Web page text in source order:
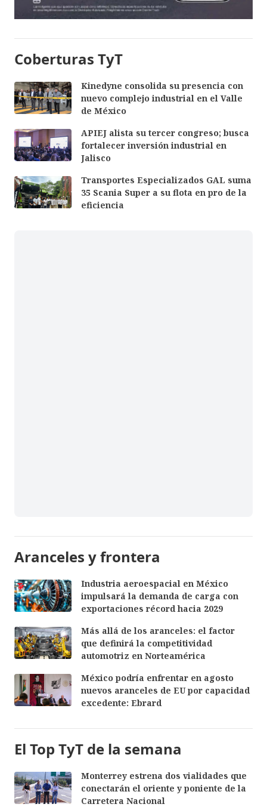
Coberturas TyT
Kinedyne consolida su presencia con
nuevo complejo industrial en el Valle
de México
APIEJ alista su tercer congreso; busca
fortalecer inversión industrial en
Jalisco
Transportes Especializados GAL suma
35 Scania Super a su flota en pro de la
eficiencia
Aranceles y frontera
Industria aeroespacial en México
impulsará la demanda de carga con
exportaciones récord hacia 2029
Más allá de los aranceles: el factor
que definirá la competitividad
automotriz en Norteamérica
México podría enfrentar en agosto
nuevos aranceles de EU por capacidad
excedente: Ebrard
El Top TyT de la semana
Monterrey estrena dos vialidades que
conectarán el oriente y poniente de la
Carretera Nacional